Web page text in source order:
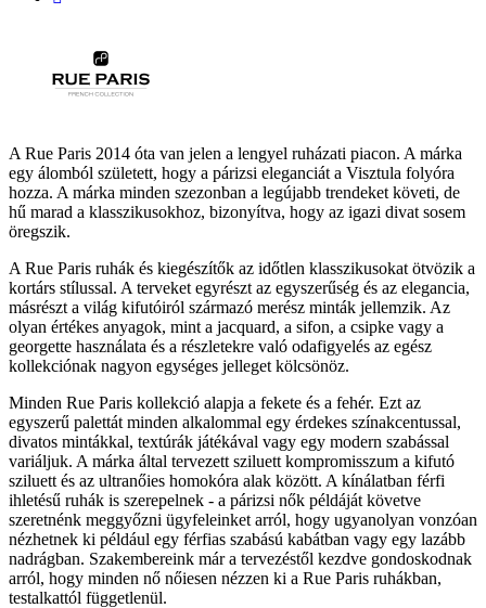
A Rue Paris 2014 óta van jelen a lengyel ruházati piacon. A márka
egy álomból született, hogy a párizsi eleganciát a Visztula folyóra
hozza. A márka minden szezonban a legújabb trendeket követi, de
hű marad a klasszikusokhoz, bizonyítva, hogy az igazi divat sosem
öregszik.
A Rue Paris ruhák és kiegészítők az időtlen klasszikusokat ötvözik a
kortárs stílussal. A terveket egyrészt az egyszerűség és az elegancia,
másrészt a világ kifutóiról származó merész minták jellemzik. Az
olyan értékes anyagok, mint a jacquard, a sifon, a csipke vagy a
georgette használata és a részletekre való odafigyelés az egész
kollekciónak nagyon egységes jelleget kölcsönöz.
Minden Rue Paris kollekció alapja a fekete és a fehér. Ezt az
egyszerű palettát minden alkalommal egy érdekes színakcentussal,
divatos mintákkal, textúrák játékával vagy egy modern szabással
variáljuk. A márka által tervezett sziluett kompromisszum a kifutó
sziluett és az ultranőies homokóra alak között. A kínálatban férfi
ihletésű ruhák is szerepelnek - a párizsi nők példáját követve
szeretnénk meggyőzni ügyfeleinket arról, hogy ugyanolyan vonzóan
nézhetnek ki például egy férfias szabású kabátban vagy egy lazább
nadrágban. Szakembereink már a tervezéstől kezdve gondoskodnak
arról, hogy minden nő nőiesen nézzen ki a Rue Paris ruhákban,
testalkattól függetlenül.